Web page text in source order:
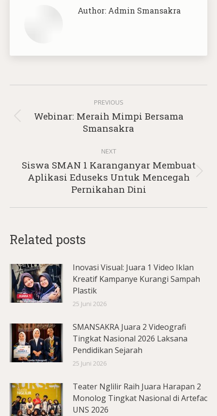
Author: Admin Smansakra
navigation
PREVIOUS
Previous
post:
Webinar: Meraih Mimpi Bersama
Smansakra
NEXT
Next
post:
Siswa SMAN 1 Karanganyar Membuat
Aplikasi Eduseks Untuk Mencegah
Pernikahan Dini
Related posts
Inovasi Visual: Juara 1 Video Iklan
Kreatif Kampanye Kurangi Sampah
Plastik
25 Juni 2026
SMANSAKRA Juara 2 Videografi
Tingkat Nasional 2026 Laksana
Pendidikan Sejarah
25 Juni 2026
Teater Nglilir Raih Juara Harapan 2
Monolog Tingkat Nasional di Artefac
UNS 2026